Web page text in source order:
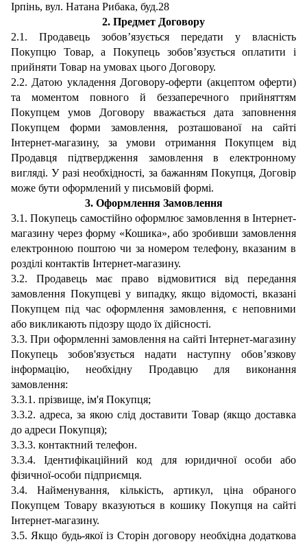
Ірпінь, вул. Натана Рибака, буд.28
2. Предмет Договору
2.1. Продавець зобов’язується передати у власність
Покупцю Товар, а Покупець зобов’язується оплатити і
прийняти Товар на умовах цього Договору.
2.2. Датою укладення Договору-оферти (акцептом оферти)
та моментом повного й беззаперечного прийняттям
Покупцем умов Договору вважається дата заповнення
Покупцем форми замовлення, розташованої на сайті
Інтернет-магазину, за умови отримання Покупцем від
Продавця підтвердження замовлення в електронному
вигляді. У разі необхідності, за бажанням Покупця, Договір
може бути оформлений у письмовій формі.
3.ОформленняЗамовлення
3.1. Покупець самостійно оформлює замовлення в Інтернет-
магазину через форму «Кошика», або зробивши замовлення
електронною поштою чи за номером телефону, вказаним в
розділі контактів Інтернет-магазину.
3.2. Продавець має право відмовитися від передання
замовлення Покупцеві у випадку, якщо відомості, вказані
Покупцем під час оформлення замовлення, є неповними
або викликають підозру щодо їх дійсності.
3.3. При оформленні замовленняна сайті Інтернет-магазину
Покупець зобов'язується надати наступну обов’язкову
інформацію, необхідну Продавцю для виконання
замовлення:
3.3.1 . прізвище, ім'я Покупця;
3.3.2. адреса, за якою слід доставити Товар (якщо доставка
до адреси Покупця);
3.3.3. контактний телефон.
3.3.4. Ідентифікаційний код для юридичної особи або
фізичної-особи підприємця.
3.4.
Найменування, кількість, артикул, ціна обраного
Покупцем Товару вказуються в кошику Покупця на сайті
Інтернет-магазину.
3.5. Якщо будь-якої із Сторін договору необхідна додаткова